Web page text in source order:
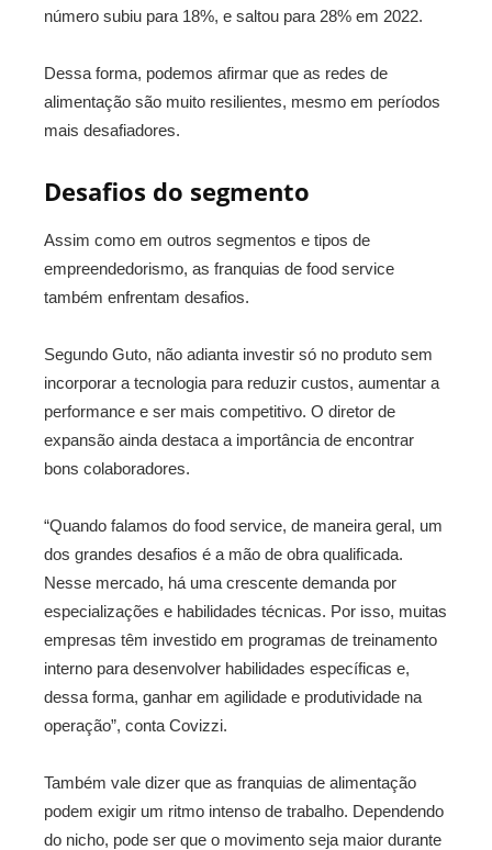
número subiu para 18%, e saltou para 28% em 2022.
Dessa forma, podemos afirmar que as redes de
alimentação são muito resilientes, mesmo em períodos
mais desafiadores.
Desafios do segmento
Assim como em outros segmentos e tipos de
empreendedorismo, as franquias de food service
também enfrentam desafios.
Segundo Guto, não adianta investir só no produto sem
incorporar a tecnologia para reduzir custos, aumentar a
performance e ser mais competitivo. O diretor de
expansão ainda destaca a importância de encontrar
bons colaboradores.
“Quando falamos do food service, de maneira geral, um
dos grandes desafios é a mão de obra qualificada.
Nesse mercado, há uma crescente demanda por
especializações e habilidades técnicas. Por isso, muitas
empresas têm investido em programas de treinamento
interno para desenvolver habilidades específicas e,
dessa forma, ganhar em agilidade e produtividade na
operação”, conta Covizzi.
Também vale dizer que as franquias de alimentação
podem exigir um ritmo intenso de trabalho. Dependendo
do nicho, pode ser que o movimento seja maior durante